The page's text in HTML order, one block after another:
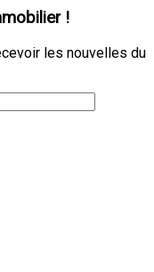
!
les nouvelles du